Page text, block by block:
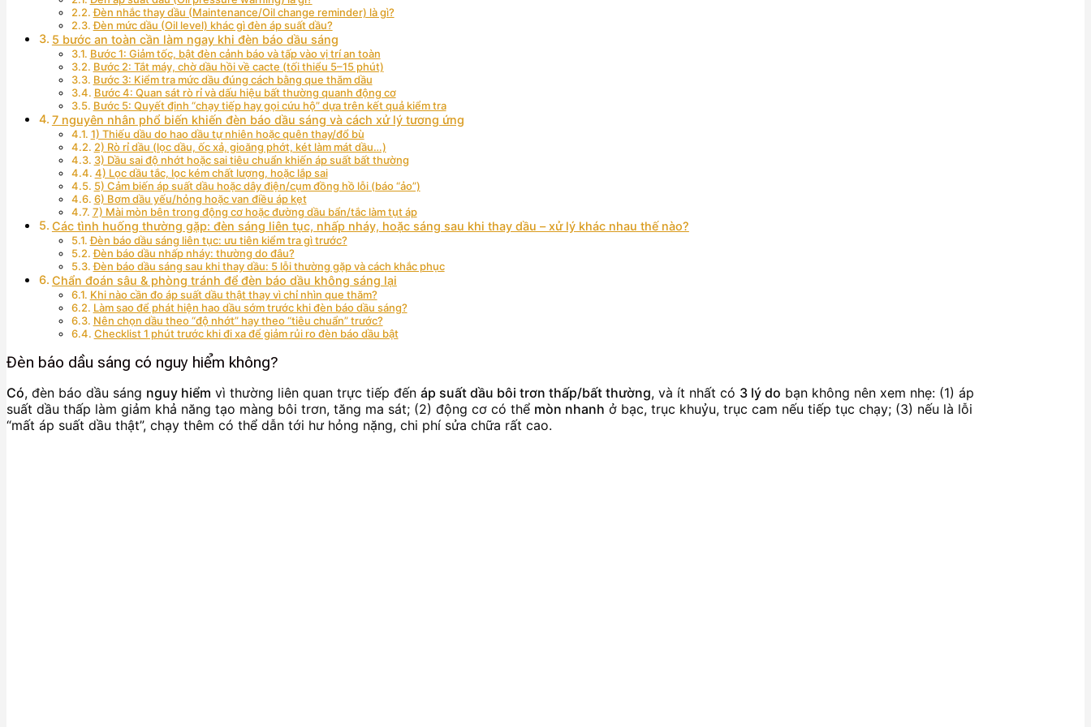
Đèn nhắc thay dầu (Maintenance/Oil change reminder) là gì?
Đèn mức dầu (Oil level) khác gì đèn áp suất dầu?
5 bước an toàn cần làm ngay khi đèn báo dầu sáng
Bước 1: Giảm tốc, bật đèn cảnh báo và tấp vào vị trí an toàn
Bước 2: Tắt máy, chờ dầu hồi về cacte (tối thiểu 5–15 phút)
Bước 3: Kiểm tra mức dầu đúng cách bằng que thăm dầu
Bước 4: Quan sát rò rỉ và dấu hiệu bất thường quanh động cơ
Bước 5: Quyết định “chạy tiếp hay gọi cứu hộ” dựa trên kết quả kiểm tra
7 nguyên nhân phổ biến khiến đèn báo dầu sáng và cách xử lý tương ứng
1) Thiếu dầu do hao dầu tự nhiên hoặc quên thay/đổ bù
2) Rò rỉ dầu (lọc dầu, ốc xả, gioăng phớt, két làm mát dầu…)
3) Dầu sai độ nhớt hoặc sai tiêu chuẩn khiến áp suất bất thường
4) Lọc dầu tắc, lọc kém chất lượng, hoặc lắp sai
5) Cảm biến áp suất dầu hoặc dây điện/cụm đồng hồ lỗi (báo “ảo”)
6) Bơm dầu yếu/hỏng hoặc van điều áp kẹt
7) Mài mòn bên trong động cơ hoặc đường dầu bẩn/tắc làm tụt áp
Các tình huống thường gặp: đèn sáng liên tục, nhấp nháy, hoặc sáng sau khi thay dầu – xử lý khác nhau thế nào?
Đèn báo dầu sáng liên tục: ưu tiên kiểm tra gì trước?
Đèn báo dầu nhấp nháy: thường do đâu?
Đèn báo dầu sáng sau khi thay dầu: 5 lỗi thường gặp và cách khắc phục
Chẩn đoán sâu & phòng tránh để đèn báo dầu không sáng lại
Khi nào cần đo áp suất dầu thật thay vì chỉ nhìn que thăm?
Làm sao để phát hiện hao dầu sớm trước khi đèn báo dầu sáng?
Nên chọn dầu theo “độ nhớt” hay theo “tiêu chuẩn” trước?
Checklist 1 phút trước khi đi xa để giảm rủi ro đèn báo dầu bật
Đèn báo dầu sáng có nguy hiểm không?
Có, đèn báo dầu sáng nguy hiểm vì thường liên quan trực tiếp đến áp suất dầu bôi trơn thấp/bất thường, và ít nhất có 3 lý do bạn không nên xem nhẹ: (1) áp
suất dầu thấp làm giảm khả năng tạo màng bôi trơn, tăng ma sát; (2) động cơ có thể mòn nhanh ở bạc, trục khuỷu, trục cam nếu tiếp tục chạy; (3) nếu là lỗi
“mất áp suất dầu thật”, chạy thêm có thể dẫn tới hư hỏng nặng, chi phí sửa chữa rất cao.